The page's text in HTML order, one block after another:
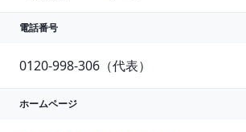
電話番号
0120-998-306（代表）
ホームページ